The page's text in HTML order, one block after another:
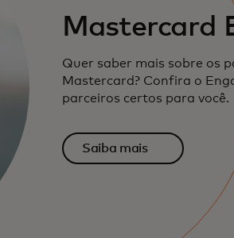
Mastercard
Quer saber mais sobre os
Mastercard? Confira o
parceiros certos para você.
Saiba mais